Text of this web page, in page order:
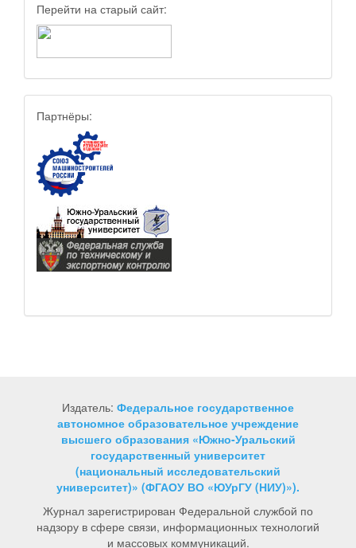
Перейти на старый сайт:
Партнёры:
Издатель: Федеральное государственное
автономное образовательное учреждение
высшего образования «Южно-Уральский
государственный университет
(национальный исследовательский
университет)» (ФГАОУ ВО «ЮУрГУ (НИУ)»).
Журнал зарегистрирован Федеральной службой по
надзору в сфере связи, информационных технологий
и массовых коммуникаций.